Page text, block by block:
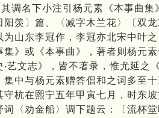
调名下小注引杨元素《本事曲
羡〕篇、〈减字木兰花〉〔双
山东李冠作，李冠亦北宋中叶
》或《本事曲》，著者则杨元
‧艺文志》，皆不著录，惟尤延
中与杨元素赠答倡和之词多至
守杭在熙宁五年甲寅七月，时东
〈劝金船〉调下题云：〔流杯